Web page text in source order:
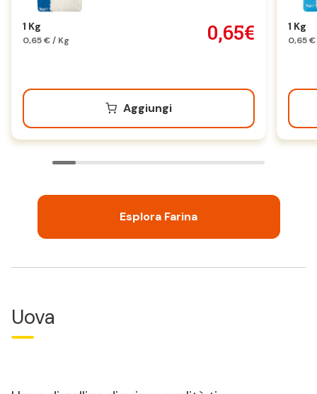
1 Kg
0,65 € / Kg 0,65€
Aggiungi
1 Kg
0,65
Esplora Farina
Uova